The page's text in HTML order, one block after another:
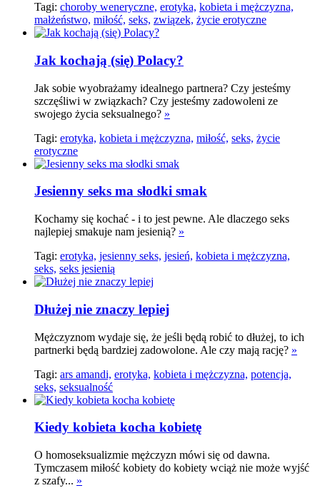
Tagi: choroby weneryczne, erotyka, kobieta i mężczyzna,
małżeństwo, miłość, seks, związek, życie erotyczne
Jak kochają (się) Polacy?
Jak sobie wyobrażamy idealnego partnera? Czy jesteśmy
szczęśliwi w związkach? Czy jesteśmy zadowoleni ze
swojego życia seksualnego? »
Tagi: erotyka, kobieta i mężczyzna, miłość, seks, życie
erotyczne
Jesienny seks ma słodki smak
Kochamy się kochać - i to jest pewne. Ale dlaczego seks
najlepiej smakuje nam jesienią? »
Tagi: erotyka, jesienny seks, jesień, kobieta i mężczyzna,
seks, seks jesienią
Dłużej nie znaczy lepiej
Mężczyznom wydaje się, że jeśli będą robić to dłużej, to ich
partnerki będą bardziej zadowolone. Ale czy mają rację? »
Tagi: ars amandi, erotyka, kobieta i mężczyzna, potencja,
seks, seksualność
Kiedy kobieta kocha kobietę
O homoseksualizmie mężczyzn mówi się od dawna.
Tymczasem miłość kobiety do kobiety wciąż nie może wyjść
z szafy... »